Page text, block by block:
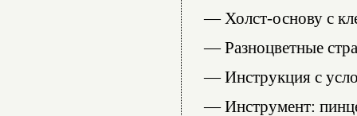
— Холст-основу с
— Разноцветные
— Инструкция с
— Инструмент: